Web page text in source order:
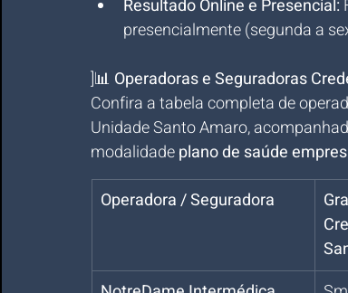
Resultado Online e Presencial:
presencialmente (segunda a
]📊 Operadoras e Seguradoras
Confira a tabela completa de
Unidade Santo Amaro,
modalidade plano de saúde
Operadora / Seguradora